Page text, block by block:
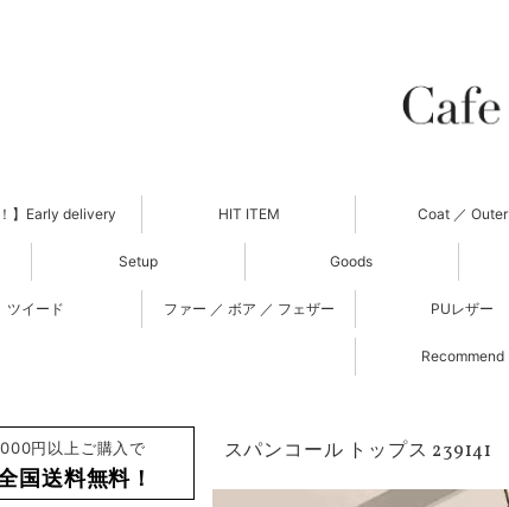
！】Early delivery HIT ITEM Coat ／ Outer
Setup Goods
ツイード ファー ／ ボア ／ フェザー PUレザー
Recommend
円以上ご購入で
国送料無料！
スパンコール トップス 239141